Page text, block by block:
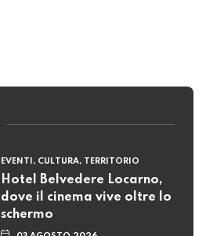
EVENTI, CULTURA, TERRITORIO
Hotel Belvedere Locarno,
dove il cinema vive oltre lo
schermo